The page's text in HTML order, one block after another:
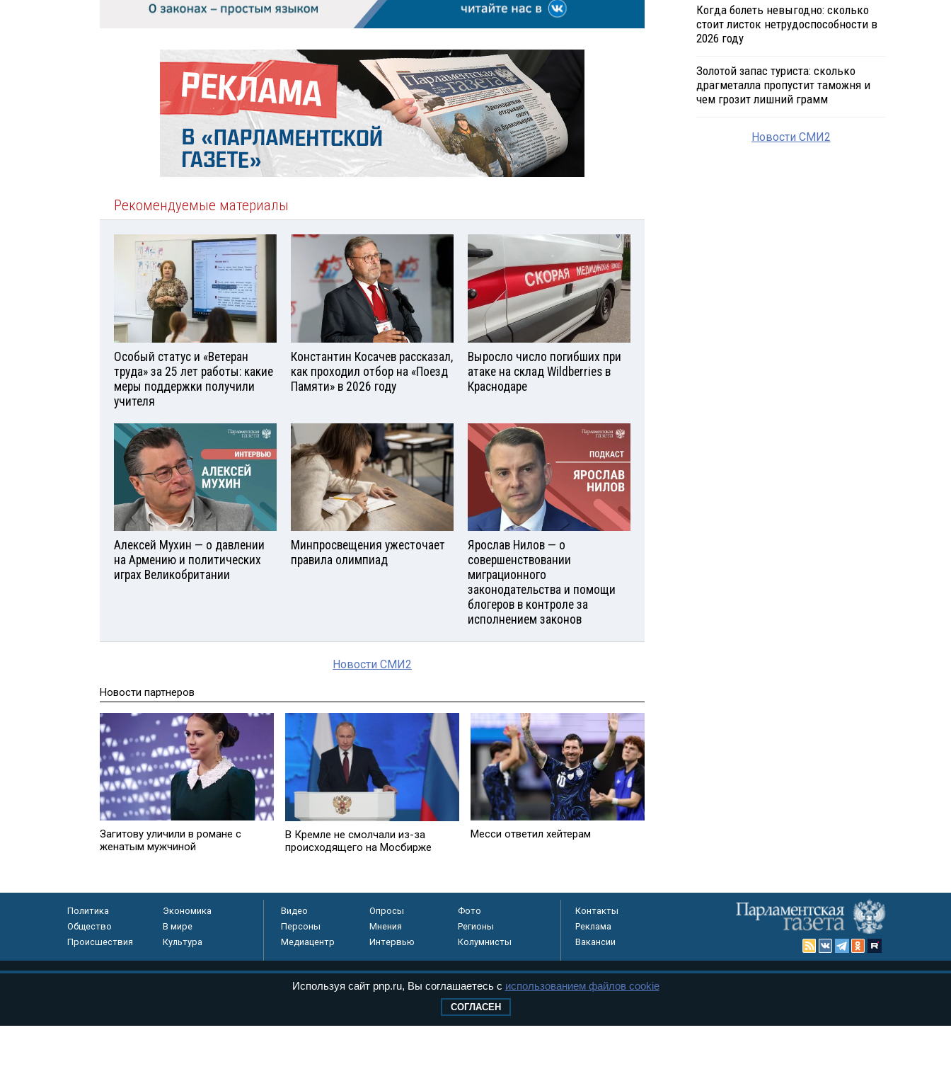
Рекомендуемые материалы
Особый статус и «Ветеран
труда» за 25 лет работы: какие
меры поддержки получили
учителя
Константин Косачев рассказал,
как проходил отбор на «Поезд
Памяти» в 2026 году
Выросло число погибших при
атаке на склад Wildberries в
Краснодаре
Алексей Мухин — о давлении
на Армению и политических
играх Великобритании
Минпросвещения ужесточает
правила олимпиад
Ярослав Нилов — о
совершенствовании
миграционного
законодательства и помощи
блогеров в контроле за
исполнением законов
Новости СМИ2
Новости партнеров
Загитову уличили в романе с
женатым мужчиной
В Кремле не смолчали из-за
происходящего на Мосбирже
Месси ответил хейтерам
Когда болеть невыгодно: сколько
стоит листок нетрудоспособности в
2026 году
Золотой запас туриста: сколько
драгметалла пропустит таможня и
чем грозит лишний грамм
Новости СМИ2
Политика
Экономика
Общество
В мире
Происшествия
Культура
Видео Опросы
Фото
Персоны
Мнения
Регионы
Медиацентр
Интервью Колумнисты
Контакты
Реклама
Вакансии
Используя сайт pnp.ru, Вы соглашаетесь с использованием файлов cookie
СОГЛАСЕН